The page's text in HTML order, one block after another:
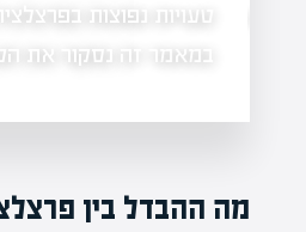
טעויות נפוצות
במאמר זה נסקור את
מה ההבדל בין